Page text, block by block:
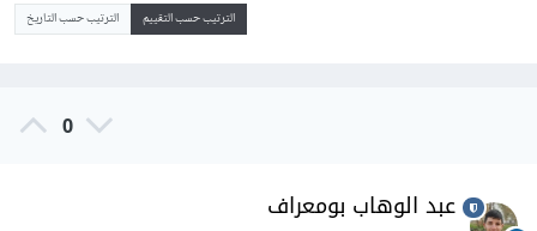
الترتيب حسب التقييم الترتيب حسب التاريخ
0
عبد الوهاب بومعراف